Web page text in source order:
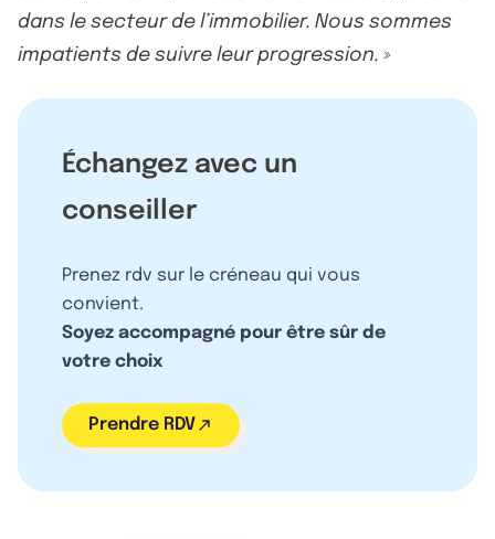
dans le secteur de l’immobilier. Nous sommes
impatients de suivre leur progression. »
Échangez avec un
conseiller
Prenez rdv sur le créneau qui vous
convient.
Soyez accompagné pour être sûr de
votre choix
Prendre RDV